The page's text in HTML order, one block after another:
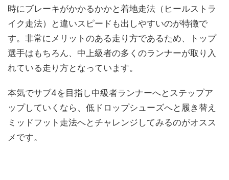
時にブレーキがかかるかかと着地走法（ヒールストラ
イク走法）と違いスピードも出しやすいのが特徴で
す。非常にメリットのある走り方であるため、トップ
選手はもちろん、中上級者の多くのランナーが取り入
れている走り方となっています。
本気でサブ4を目指し中級者ランナーへとステップア
ップしていくなら、低ドロップシューズへと履き替え
ミッドフット走法へとチャレンジしてみるのがオスス
メです。